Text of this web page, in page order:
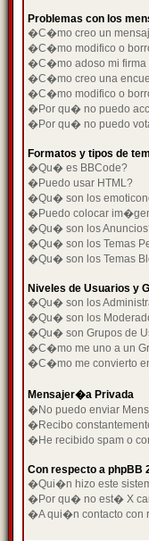
Problemas con los
�C�mo creo un
�C�mo modifico o
�C�mo adoso mi firma
�C�mo creo una
�C�mo modifico o
�Por qu� no puedo
�Por qu� no puedo
Formatos y tipos de
�Qu� es BBCode?
�Puedo usar HTML?
�Qu� son los
�Puedo colocar
�Qu� son los
�Qu� son los Temas
�Qu� son los Temas
Niveles de Usuarios y
�Qu� son los
�Qu� son los
�Qu� son Grupos de
�C�mo me uno a un
�C�mo me convierto
Mensajer�a Privada
�No puedo enviar
�Recibo
�He recibido spam o
Con respecto a phpBB
�Qui�n hizo este
�Por qu� no est� X
�A qui�n contacto con